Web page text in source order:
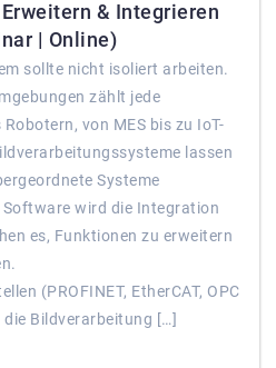
& Integrieren
| Online)
sollte nicht isoliert arbeiten.
zählt jede
von MES bis zu IoT-
lassen
Systeme
wird die Integration
es, Funktionen zu erweitern
(PROFINET, EtherCAT, OPC
die Bildverarbeitung […]